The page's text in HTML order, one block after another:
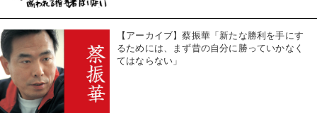
【アーカイブ】蔡振華「新たな勝利を手にす
るためには、まず昔の自分に勝っていかなく
てはならない」